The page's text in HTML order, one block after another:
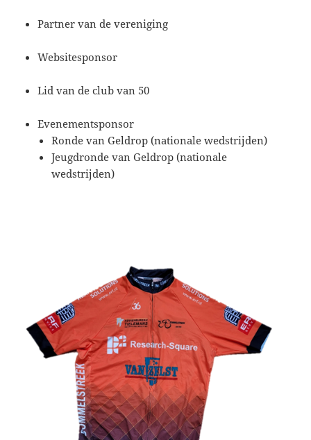
Partner van de vereniging
Websitesponsor
Lid van de club van 50
Evenementsponsor
Ronde van Geldrop (nationale wedstrijden)
Jeugdronde van Geldrop (nationale
wedstrijden)